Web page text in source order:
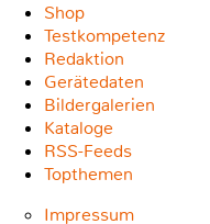
Shop
Testkompetenz
Redaktion
Gerätedaten
Bildergalerien
Kataloge
RSS-Feeds
Topthemen
Impressum